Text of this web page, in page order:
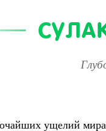
ущелий